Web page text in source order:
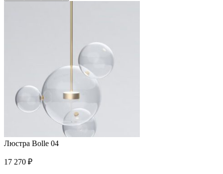
Люстра Bolle 04
17 270 ₽